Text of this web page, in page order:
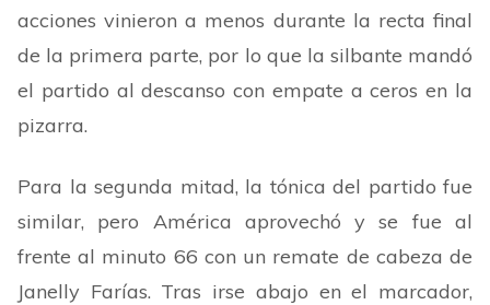
acciones vinieron a menos durante la recta final
de la primera parte, por lo que la silbante mandó
el partido al descanso con empate a ceros en la
pizarra.
Para la segunda mitad, la tónica del partido fue
similar, pero América aprovechó y se fue al
frente al minuto 66 con un remate de cabeza de
Janelly Farías. Tras irse abajo en el marcador,